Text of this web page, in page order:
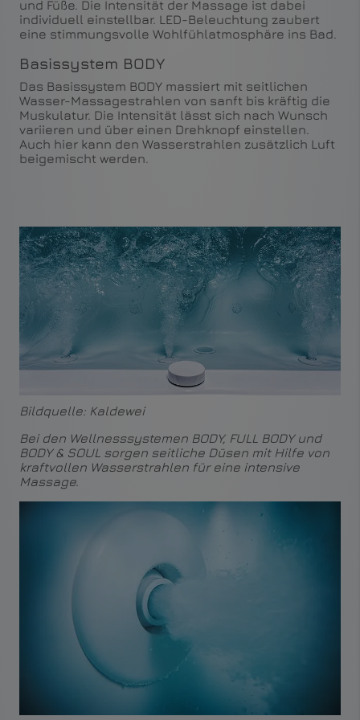
und Füße. Die Intensität der Massage ist dabei
individuell einstellbar. LED-Beleuchtung zaubert
eine stimmungsvolle Wohlfühlatmosphäre ins Bad.
Basissystem BODY
Das Basissystem BODY massiert mit seitlichen
Wasser-Massagestrahlen von sanft bis kräftig die
Muskulatur. Die Intensität lässt sich nach Wunsch
variieren und über einen Drehknopf einstellen.
Auch hier kann den Wasserstrahlen zusätzlich Luft
beigemischt werden.
Bildquelle: Kaldewei
Bei den Wellnesssystemen BODY, FULL BODY und
BODY & SOUL sorgen seitliche Düsen mit Hilfe von
kraftvollen Wasserstrahlen für eine intensive
Massage.